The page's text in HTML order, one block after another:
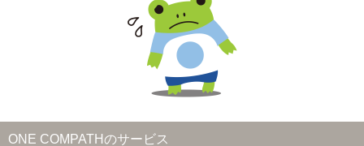
ONE COMPATHのサービス